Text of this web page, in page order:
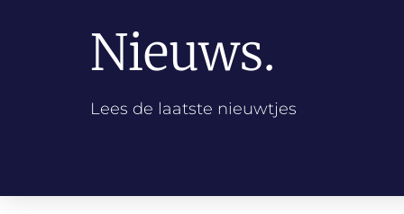
Nieuws.
Lees de laatste nieuwtjes